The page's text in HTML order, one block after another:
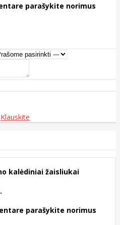
parašykite norimus
Klauskite
kalėdiniai žaisliukai
parašykite norimus